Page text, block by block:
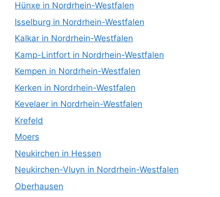
Hünxe in Nordrhein-Westfalen
Isselburg in Nordrhein-Westfalen
Kalkar in Nordrhein-Westfalen
Kamp-Lintfort in Nordrhein-Westfalen
Kempen in Nordrhein-Westfalen
Kerken in Nordrhein-Westfalen
Kevelaer in Nordrhein-Westfalen
Krefeld
Moers
Neukirchen in Hessen
Neukirchen-Vluyn in Nordrhein-Westfalen
Oberhausen